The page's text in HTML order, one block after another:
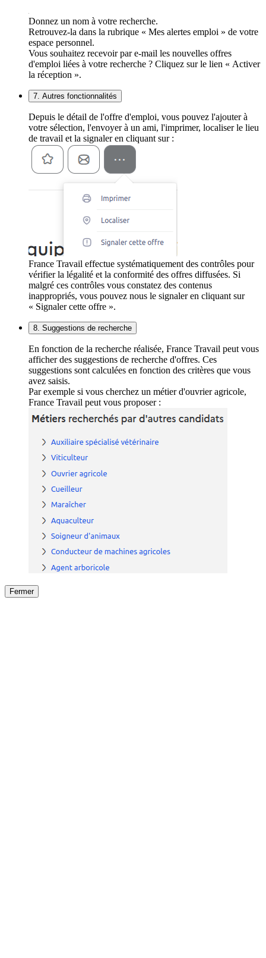
Donnez un nom à votre recherche.
Retrouvez-la dans la rubrique « Mes alertes emploi » de votre
espace personnel.
Vous souhaitez recevoir par e-mail les nouvelles offres
d'emploi liées à votre recherche ? Cliquez sur le lien « Activer
la réception ».
7. Autres fonctionnalités
Depuis le détail de l'offre d'emploi, vous pouvez l'ajouter à
votre sélection, l'envoyer à un ami, l'imprimer, localiser le lieu
de travail et la signaler en cliquant sur :
France Travail effectue systématiquement des contrôles pour
vérifier la légalité et la conformité des offres diffusées. Si
malgré ces contrôles vous constatez des contenus
inappropriés, vous pouvez nous le signaler en cliquant sur
« Signaler cette offre ».
8. Suggestions de recherche
En fonction de la recherche réalisée, France Travail peut vous
afficher des suggestions de recherche d'offres. Ces
suggestions sont calculées en fonction des critères que vous
avez saisis.
Par exemple si vous cherchez un métier d'ouvrier agricole,
France Travail peut vous proposer :
Fermer